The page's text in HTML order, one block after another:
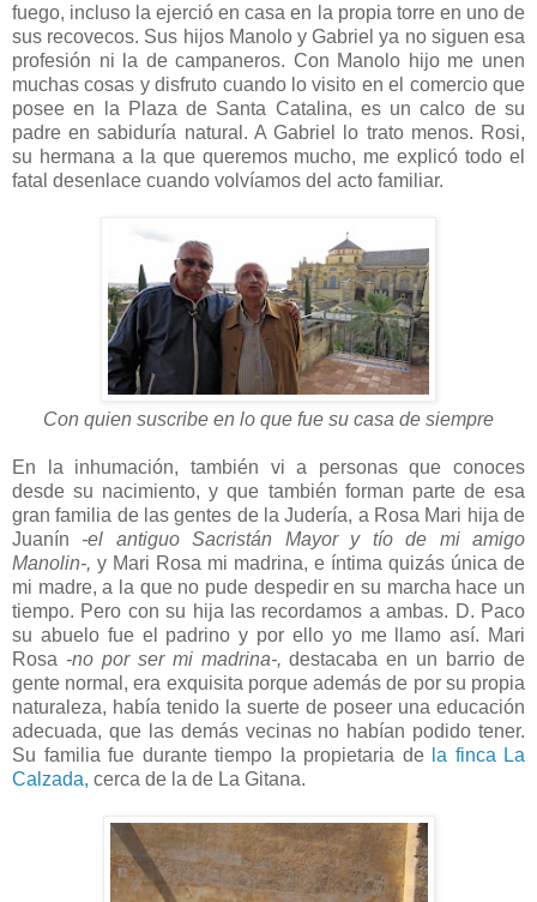
fuego, incluso la ejerció en casa en la propia torre en uno de
sus recovecos. Sus hijos Manolo y Gabriel ya no siguen esa
profesión ni la de campaneros. Con Manolo hijo me unen
muchas cosas y disfruto cuando lo visito en el comercio que
posee en la Plaza de Santa Catalina, es un calco de su
padre en sabiduría natural. A Gabriel lo trato menos. Rosi,
su hermana a la que queremos mucho, me explicó todo el
fatal desenlace cuando volvíamos del acto familiar.
Con quien suscribe en lo que fue su casa de siempre
En la inhumación, también vi a personas que conoces
desde su nacimiento, y que también forman parte de esa
gran familia de las gentes de la Judería, a Rosa Mari hija de
Juanín -el antiguo Sacristán Mayor y tío de mi amigo
Manolin-, y Mari Rosa mi madrina, e íntima quizás única de
mi madre, a la que no pude despedir en su marcha hace un
tiempo. Pero con su hija las recordamos a ambas. D. Paco
su abuelo fue el padrino y por ello yo me llamo así. Mari
Rosa -no por ser mi madrina-, destacaba en un barrio de
gente normal, era exquisita porque además de por su propia
naturaleza, había tenido la suerte de poseer una educación
adecuada, que las demás vecinas no habían podido tener.
Su familia fue durante tiempo la propietaria de la finca La
Calzada, cerca de la de La Gitana.